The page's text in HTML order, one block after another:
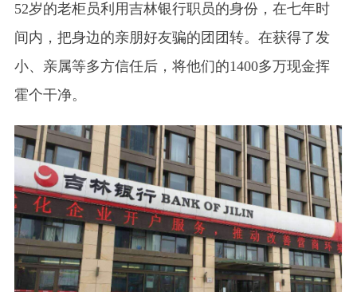
52岁的老柜员利用吉林银行职员的身份，在七年时
间内，把身边的亲朋好友骗的团团转。在获得了发
小、亲属等多方信任后，将他们的1400多万现金挥
霍个干净。